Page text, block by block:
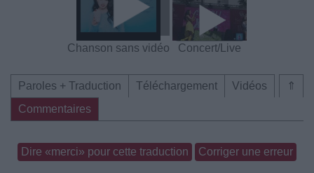
Chanson sans vidéo Concert/Live
⇑
Paroles + Traduction Téléchargement
Vidéos
Commentaires
Dire «merci» pour cette traduction Corriger une erreur